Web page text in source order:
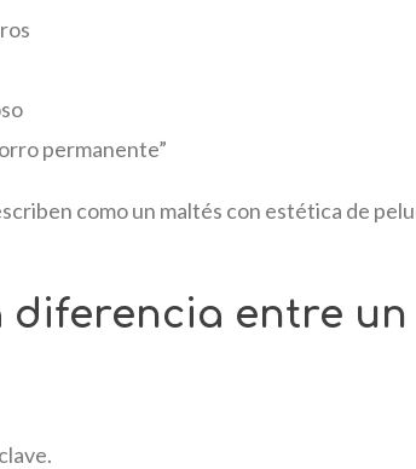
permanente”
como un maltés con estética de
diferencia entre